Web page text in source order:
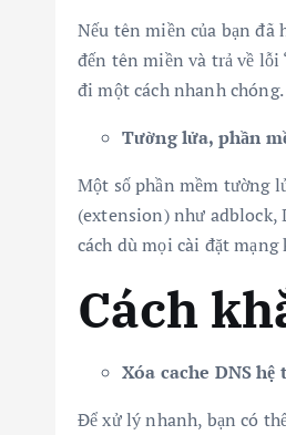
Nếu tên miền của bạn đã
đến tên miền và trả về
đi một cách nhanh chóng.
Tường lửa, phần
Một số phần mềm tường
(extension) như adblock,
cách dù mọi cài đặt
Cách
Xóa cache DNS hệ
Để xử lý nhanh, bạn có